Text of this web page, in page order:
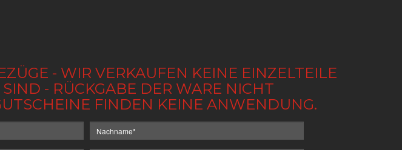
- WIR VERKAUFEN KEINE EINZELTEILE
- RÜCKGABE DER WARE NICHT
FINDEN KEINE ANWENDUNG.